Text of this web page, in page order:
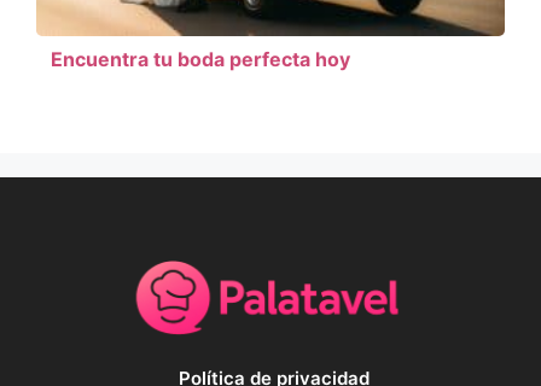
Encuentra tu boda perfecta hoy
Política de privacidad